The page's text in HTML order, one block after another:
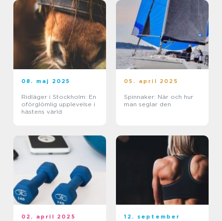
08. maj 2025
Ridläger i Stockholm: En
oförglömlig upplevelse i
hästens värld
05. april 2025
Spinnaker: När och hur
man seglar den
02. april 2025
12. september